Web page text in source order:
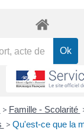
> Famille - Scolarité
> Qu'est-ce que la